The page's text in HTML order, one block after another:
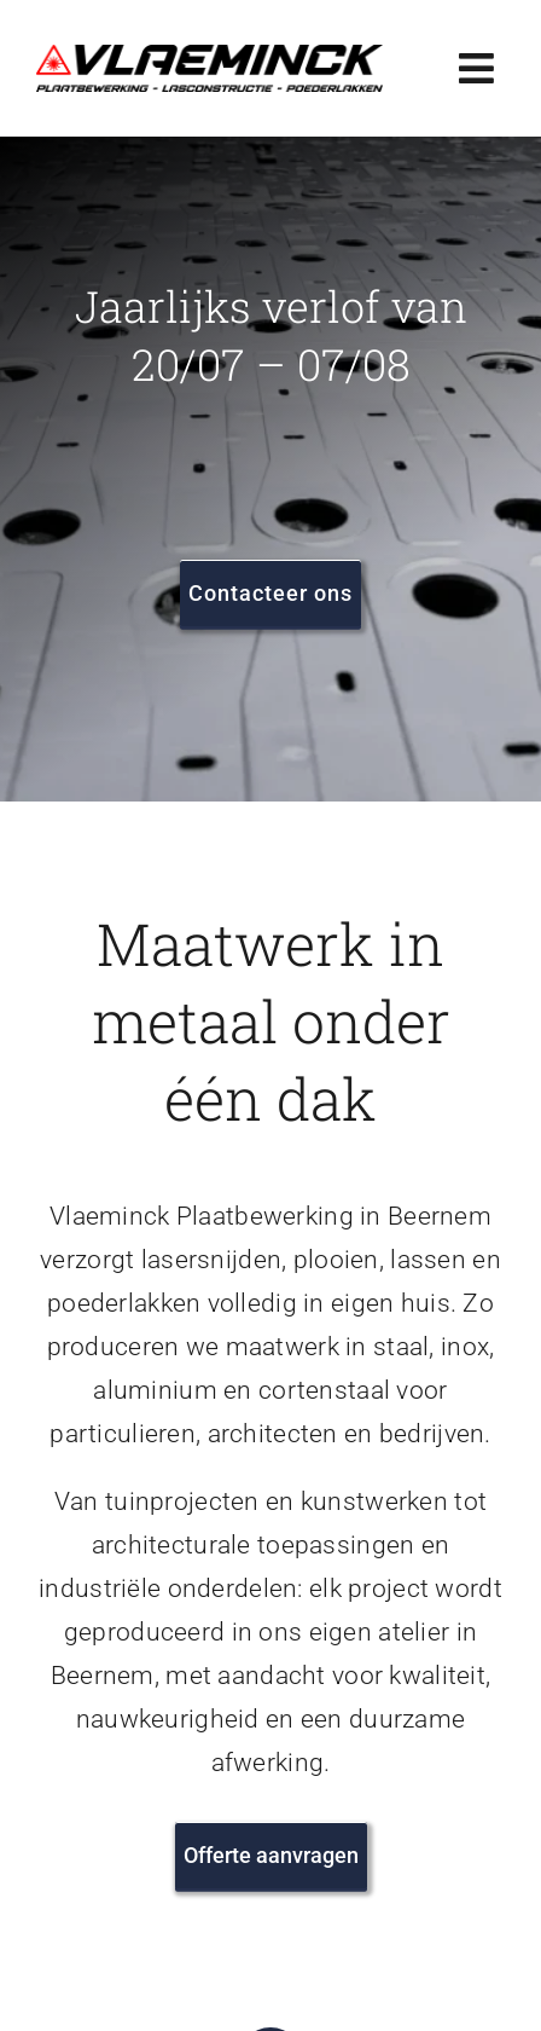
naar
inhoud
Plaatbewerking
Lasconstructie
Poederlakken
Projecten
FAQ
Vacatures
Jaarlijks verlof van
20/07 – 07/08
Contacteer ons
Maatwerk in
metaal onder
één dak
Vlaeminck Plaatbewerking in Beernem
verzorgt lasersnijden, plooien, lassen en
poederlakken volledig in eigen huis. Zo
produceren we maatwerk in staal, inox,
aluminium en cortenstaal voor
particulieren, architecten en bedrijven.
Van tuinprojecten en kunstwerken tot
architecturale toepassingen en
industriële onderdelen: elk project wordt
geproduceerd in ons eigen atelier in
Beernem, met aandacht voor kwaliteit,
nauwkeurigheid en een duurzame
afwerking.
Offerte aanvragen